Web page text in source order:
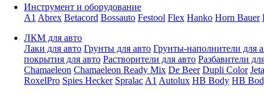
Инструмент и оборудование
A1 Abrex Betacord Bossauto Festool Flex Hanko Horn Bauer
ЛКМ для авто
Лаки для авто Грунты для авто Грунты-наполнители для
покрытия для авто Растворители для авто Разбавители
Chamaeleon Chamaeleon Ready Mix De Beer Dupli Color
RoxelPro Spies Hecker Spralac A1 Autolux HB Body HB